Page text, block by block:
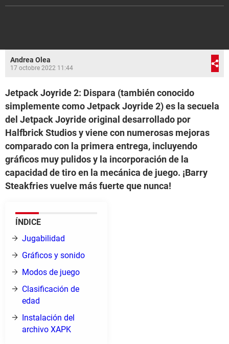
Andrea Olea
17 octobre 2022 11:44
Jetpack Joyride 2: Dispara (también conocido
simplemente como Jetpack Joyride 2) es la secuela
del Jetpack Joyride original desarrollado por
Halfbrick Studios y viene con numerosas mejoras
comparado con la primera entrega, incluyendo
gráficos muy pulidos y la incorporación de la
capacidad de tiro en la mecánica de juego. ¡Barry
Steakfries vuelve más fuerte que nunca!
ÍNDICE
Jugabilidad
Gráficos y sonido
Modos de juego
Clasificación de
edad
Instalación del
archivo XAPK